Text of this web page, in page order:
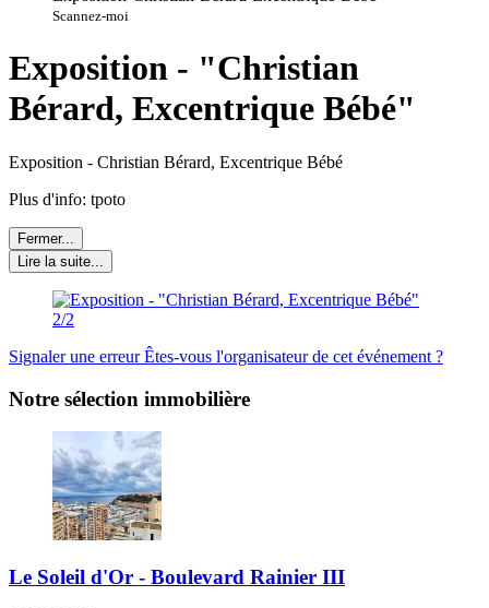
Scannez-moi
Exposition - "Christian
Bérard, Excentrique Bébé"
Exposition - Christian Bérard, Excentrique Bébé
Plus d'info: tpoto
Fermer...
Lire la suite...
Signaler une erreurÊtes-vous l'organisateur de cet événement ?
Notre sélection immobilière
Le Soleil d'Or - Boulevard Rainier III